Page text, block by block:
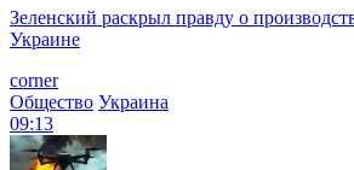
Зеленский раскрыл правду о
Украине
corner
Общество Украина
09:13